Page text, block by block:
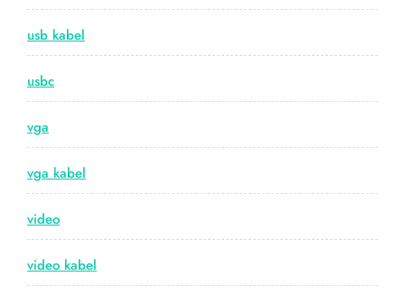
usb kabel
usbc
vga
vga kabel
video
video kabel